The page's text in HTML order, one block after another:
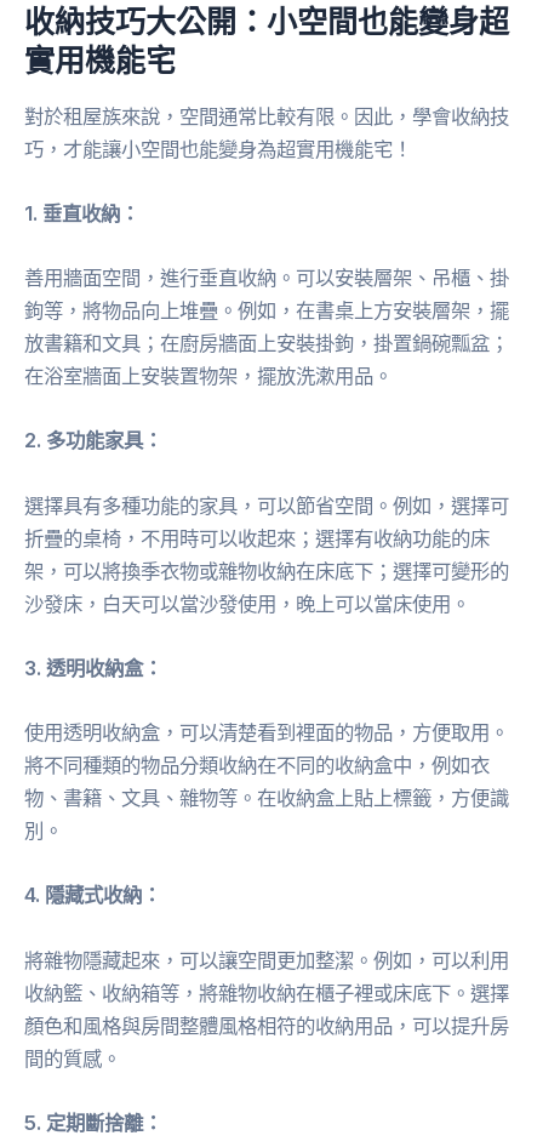
收納技巧大公開：小空間也能變身超
實用機能宅
對於租屋族來說，空間通常比較有限。因此，學會收納技
巧，才能讓小空間也能變身為超實用機能宅！
1. 垂直收納：
善用牆面空間，進行垂直收納。可以安裝層架、吊櫃、掛
鉤等，將物品向上堆疊。例如，在書桌上方安裝層架，擺
放書籍和文具；在廚房牆面上安裝掛鉤，掛置鍋碗瓢盆；
在浴室牆面上安裝置物架，擺放洗漱用品。
2. 多功能家具：
選擇具有多種功能的家具，可以節省空間。例如，選擇可
折疊的桌椅，不用時可以收起來；選擇有收納功能的床
架，可以將換季衣物或雜物收納在床底下；選擇可變形的
沙發床，白天可以當沙發使用，晚上可以當床使用。
3. 透明收納盒：
使用透明收納盒，可以清楚看到裡面的物品，方便取用。
將不同種類的物品分類收納在不同的收納盒中，例如衣
物、書籍、文具、雜物等。在收納盒上貼上標籤，方便識
別。
4. 隱藏式收納：
將雜物隱藏起來，可以讓空間更加整潔。例如，可以利用
收納籃、收納箱等，將雜物收納在櫃子裡或床底下。選擇
顏色和風格與房間整體風格相符的收納用品，可以提升房
間的質感。
5. 定期斷捨離：